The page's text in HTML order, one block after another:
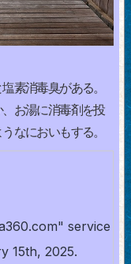
素消毒臭がある。
お湯に消毒剤を投
なにおいもする。